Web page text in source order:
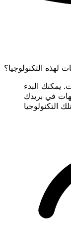
لهذه التكنولوجيا؟
يمكنك البدء
في بريدك